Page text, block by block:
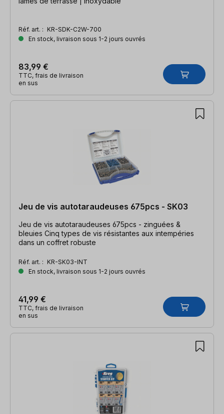
Réf. art. : KR-SDK-C2W-700
En stock, livraison sous 1-2 jours ouvrés
83,99 €
TTC, frais de livraison
en sus
Jeu de vis autotaraudeuses 675pcs - SK03
Jeu de vis autotaraudeuses 675pcs - zinguées &
bleuies Cinq types de vis résistantes aux intempéries
dans un coffret robuste
Réf. art. : KR-SK03-INT
En stock, livraison sous 1-2 jours ouvrés
41,99 €
TTC, frais de livraison
en sus